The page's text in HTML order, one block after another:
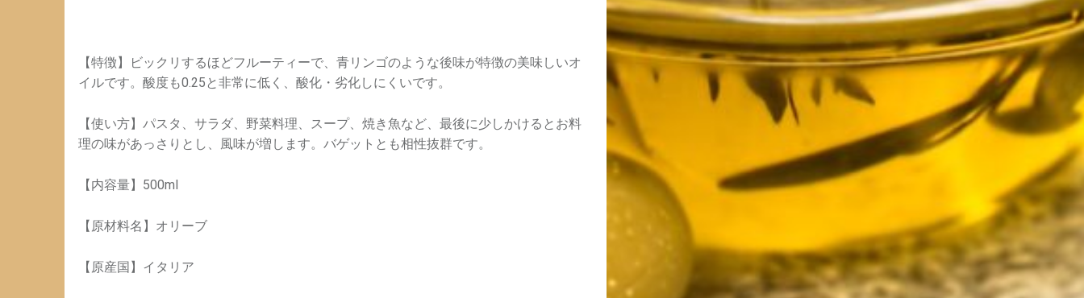
【特徴】ビックリするほどフルーティーで、青リンゴのような後味が特徴の美味しいオ
イルです。酸度も0.25と非常に低く、酸化・劣化しにくいです。
【使い方】パスタ、サラダ、野菜料理、スープ、焼き魚など、最後に少しかけるとお料
理の味があっさりとし、風味が増します。バゲットとも相性抜群です。
【内容量】500ml
【原材料名】オリーブ
【原産国】イタリア